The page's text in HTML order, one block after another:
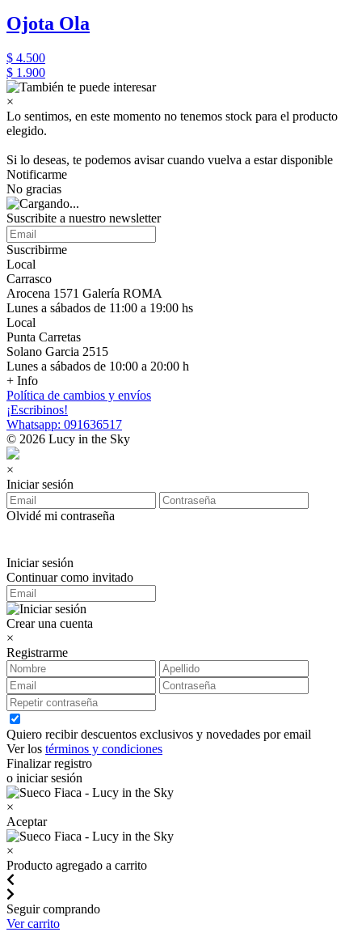
Ojota Ola
$ 4.500
$ 1.900
×
Lo sentimos, en este momento no tenemos stock para el producto
elegido.
Si lo deseas, te podemos avisar cuando vuelva a estar disponible
Notificarme
No gracias
Suscribite a nuestro newsletter
Suscribirme
Local
Carrasco
Arocena 1571 Galería ROMA
Lunes a sábados de 11:00 a 19:00 hs
Local
Punta Carretas
Solano Garcia 2515
Lunes a sábados de 10:00 a 20:00 h
+ Info
Política de cambios y envíos
¡Escribinos!
Whatsapp: 091636517
© 2026 Lucy in the Sky
×
Iniciar sesión
Olvidé mi contraseña
Iniciar sesión
Continuar como invitado
Crear una cuenta
×
Registrarme
Quiero recibir descuentos exclusivos y novedades por email
Ver los términos y condiciones
Finalizar registro
o iniciar sesión
×
Aceptar
×
Producto agregado a carrito
Seguir comprando
Ver carrito